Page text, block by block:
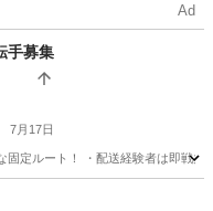
Ad
手募集
7月17日
固定ルート！ ・配送経験者は即戦